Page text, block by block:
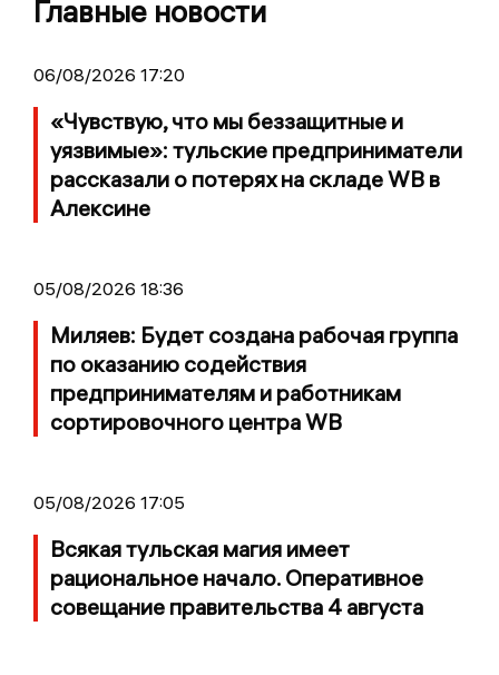
Главные новости
06/08/2026 17:20
«Чувствую, что мы беззащитные и
уязвимые»: тульские предприниматели
рассказали о потерях на складе WB в
Алексине
05/08/2026 18:36
Миляев: Будет создана рабочая группа
по оказанию содействия
предпринимателям и работникам
сортировочного центра WB
05/08/2026 17:05
Всякая тульская магия имеет
рациональное начало. Оперативное
совещание правительства 4 августа